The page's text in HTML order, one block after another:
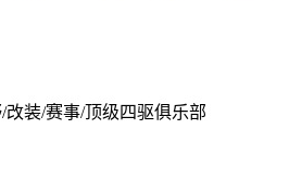
改装/赛事/顶级四驱俱乐部